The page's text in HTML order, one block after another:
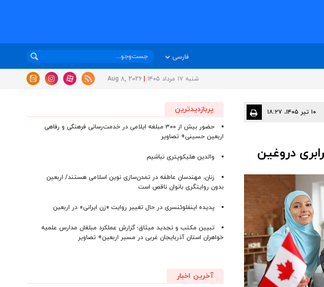
شنبه ۱۷ مرداد ۱۴۰۵ Aug 8, 2026
۱۰ تیر ۱۴۰۵، ۱۸:۲۷ پربازدیدترین
حضور بیش از ۳۰۰ مبلغه ایلامی در خدمت‌رسانی فرهنگی و رفاهی
اربعین حسینی+ تصاویر
والدین هلیکوپتری نباشیم
زنان، مهندسان عاطفه در تمدن‌سازی نوین اسلامی هستند/ اربعین
بدون روایتگری بانوان ناقص است
پدیده اینفلوئنسری در حال تغییر روایت «زن ایرانی» در اربعین
تبیین مکتب و تجدید میثاق؛ گزارش عملکرد مبلغان مدارس علمیه
خواهران استان آذربایجان‌ غربی در مسیر اربعین+ تصاویر
آخرین اخبار